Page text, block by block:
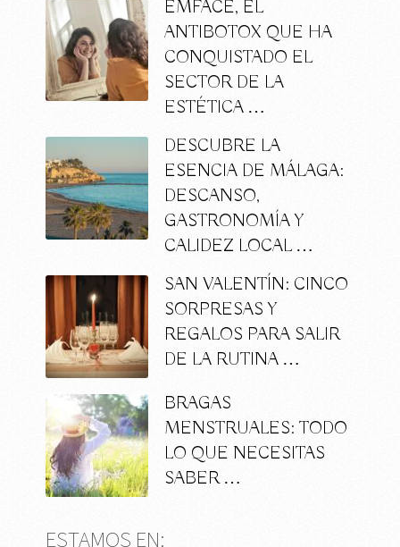
EMFACE, EL
ANTIBOTOX QUE HA
CONQUISTADO EL
SECTOR DE LA
ESTÉTICA …
DESCUBRE LA
ESENCIA DE MÁLAGA:
DESCANSO,
GASTRONOMÍA Y
CALIDEZ LOCAL …
SAN VALENTÍN: CINCO
SORPRESAS Y
REGALOS PARA SALIR
DE LA RUTINA …
BRAGAS
MENSTRUALES: TODO
LO QUE NECESITAS
SABER …
ESTAMOS EN: